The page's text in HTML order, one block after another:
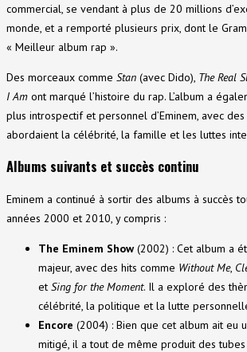
commercial, se vendant à plus de 20 millions
monde, et a remporté plusieurs prix, dont le
« Meilleur album rap ».
Des morceaux comme Stan (avec Dido), The Real
I Am ont marqué l’histoire du rap. L’album a
plus introspectif et personnel d’Eminem, avec
abordaient la célébrité, la famille et les luttes
Albums suivants et succès continu
Eminem a continué à sortir des albums à succès
années 2000 et 2010, y compris :
The Eminem Show (2002) : Cet album a
majeur, avec des hits comme Without Me,
et Sing for the Moment. Il a exploré des
célébrité, la politique et la lutte
Encore (2004) : Bien que cet album ait eu
mitigé, il a tout de même produit des